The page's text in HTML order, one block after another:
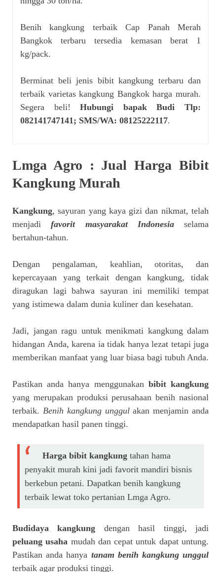
Benih kangkung terbaik Cap Panah Merah
Bangkok terbaru tersedia kemasan berat 1
kg/pack.
Berminat beli jenis bibit kangkung terbaru dan
terbaik varietas kangkung Bangkok harga murah.
Segera beli!Hubungi bapak Budi Tlp:
082141747141; SMS/WA: 08125222117.
Lmga Agro : Jual Harga Bibit
Kangkung Murah
Kangkung, sayuran yang kaya gizi dan nikmat, telah
menjadifavorit masyarakat Indonesiaselama
bertahun-tahun.
Dengan pengalaman, keahlian, otoritas, dan
kepercayaan yang terkait dengan kangkung, tidak
diragukan lagi bahwa sayuran ini memiliki tempat
yang istimewa dalam dunia kuliner dan kesehatan.
Jadi, jangan ragu untuk menikmati kangkung dalam
hidangan Anda, karena ia tidak hanya lezat tetapi juga
memberikan manfaat yang luar biasa bagi tubuh Anda.
Pastikan anda hanya menggunakan bibit kangkung
yang merupakan produksi perusahaan benih nasional
terbaik. Benih kangkung unggulakan menjamin anda
mendapatkan hasil panen tinggi.
Harga bibit kangkung tahan hama
penyakit murah kini jadi favorit mandiri bisnis
berkebun petani. Dapatkan benih kangkung
terbaik lewat toko pertanian Lmga Agro.
Budidaya kangkung dengan hasil tinggi, jadi
peluang usaha mudah dan cepat untuk dapat untung.
Pastikan anda hanya tanam benih kangkung unggul
terbaik agar produksi tinggi.